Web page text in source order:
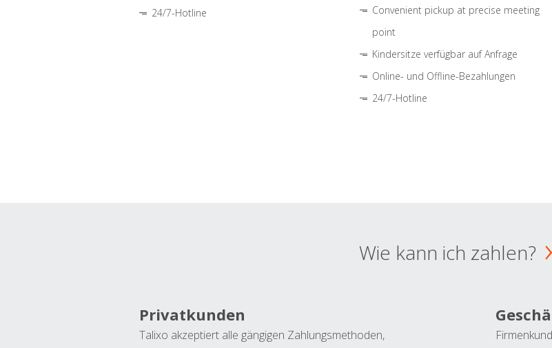
24/7-Hotline
Convenient pickup at precise meeting
point
Kindersitze verfügbar auf Anfrage
Online- und Offline-Bezahlungen
24/7-Hotline
Wie kann ich zahlen?
Privatkunden
Talixo akzeptiert alle gängigen Zahlungsmethoden,